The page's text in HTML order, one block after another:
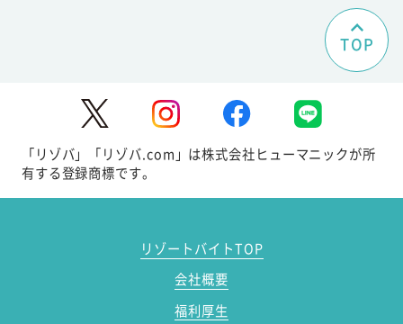
TOP
「リゾバ」「リゾバ.com」は株式会社ヒューマニックが所
有する登録商標です。
リゾートバイトTOP
会社概要
福利厚生